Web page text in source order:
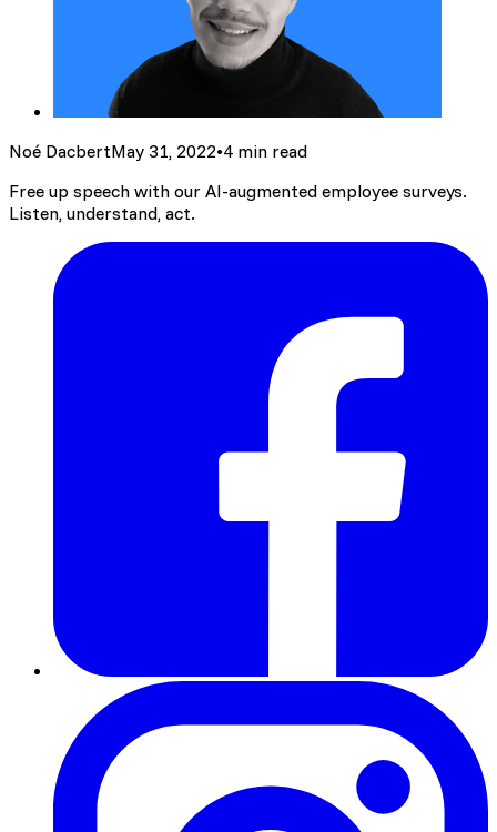
Noé DacbertMay 31, 2022•4 min read
Free up speech with our AI-augmented employee surveys.
Listen, understand, act.